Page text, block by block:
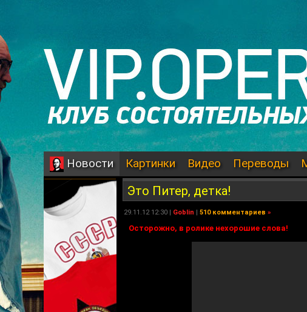
Новости Картинки Видео Переводы
Это Питер, детка!
29.11.12 12:30 | Goblin | 510 комментариев »
Осторожно, в ролике нехорошие слова!